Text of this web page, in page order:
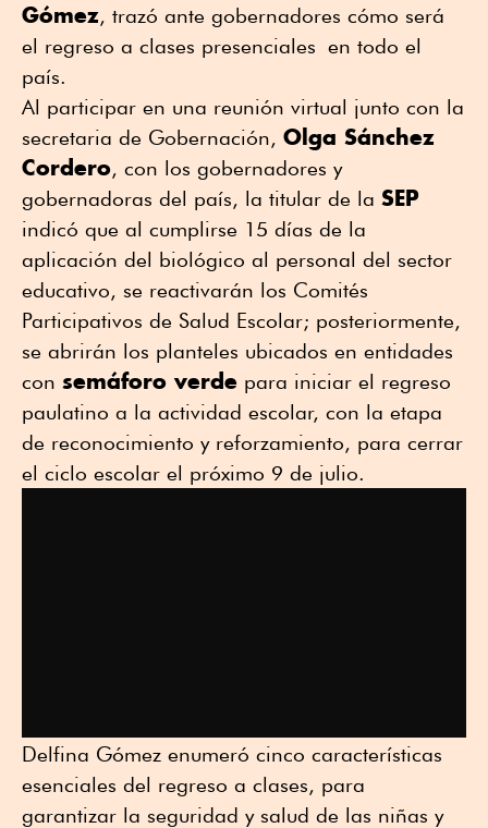
Gómez, trazó ante gobernadores cómo será
el regreso a clases presenciales en todo el
país.
Al participar en una reunión virtual junto con la
secretaria de Gobernación, Olga Sánchez
Cordero, con los gobernadores y
gobernadoras del país, la titular de la SEP
indicó que al cumplirse 15 días de la
aplicación del biológico al personal del sector
educativo, se reactivarán los Comités
Participativos de Salud Escolar; posteriormente,
se abrirán los planteles ubicados en entidades
con semáforo verde para iniciar el regreso
paulatino a la actividad escolar, con la etapa
de reconocimiento y reforzamiento, para cerrar
el ciclo escolar el próximo 9 de julio.
Delfina Gómez enumeró cinco características
esenciales del regreso a clases, para
garantizar la seguridad y salud de las niñas y